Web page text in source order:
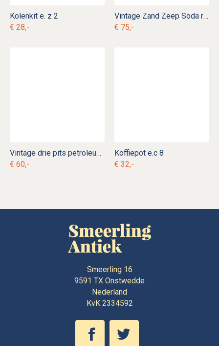
Kolenkit e. z 2
€ 28,-
Vintage Zand Zeep Soda rek e. c 1
€ 75,-
Vintage drie pits petroleumstel e. ok 13
€ 60,-
Koffiepot e.c 8
€ 32,-
Smeerling 16
9591 TX Onstwedde
Nederland
KvK 2334592